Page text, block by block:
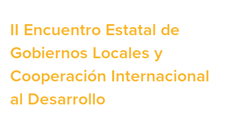
II Encuentro Estatal de
Gobiernos Locales y
Cooperación Internacional
al Desarrollo